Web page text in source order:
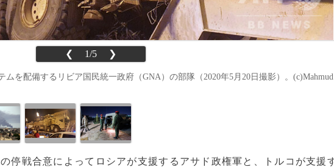
❮ 1/5 ❯
を配備するリビア国民統一政府（GNA）の部隊（2020年5月20日撮影）。(c)Mahmud
停戦合意によってロシアが支援するアサド政権軍と、トルコが支援